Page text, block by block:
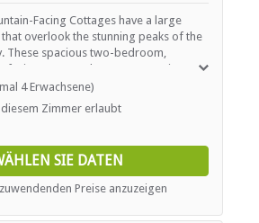
verfügbar
Facing Cottages have a large
overlook the stunning peaks of the
These spacious two-bedroom,
facing cottages have two en-suite
first bedroom is furnished with a
the en-suite bathroom is equipped with
shower, hand basin and WC. The
equipped with bath, shower,
The Units also feature spacious
fireplace, fridge and tea and coffee
bathroom amenities, Wireless
coffee and tea making facilities,
4 Erwachsene)
Zimmer erlaubt
SIE DATEN
Preise anzuzeigen